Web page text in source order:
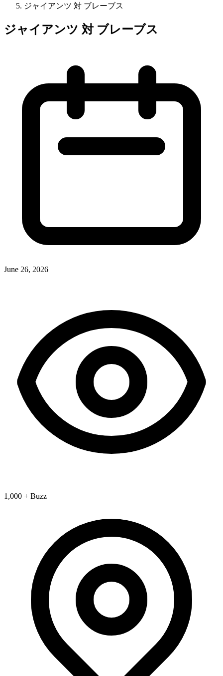
ジャイアンツ 対 ブレーブス
ジャイアンツ 対 ブレーブス
June 26, 2026
1,000 + Buzz